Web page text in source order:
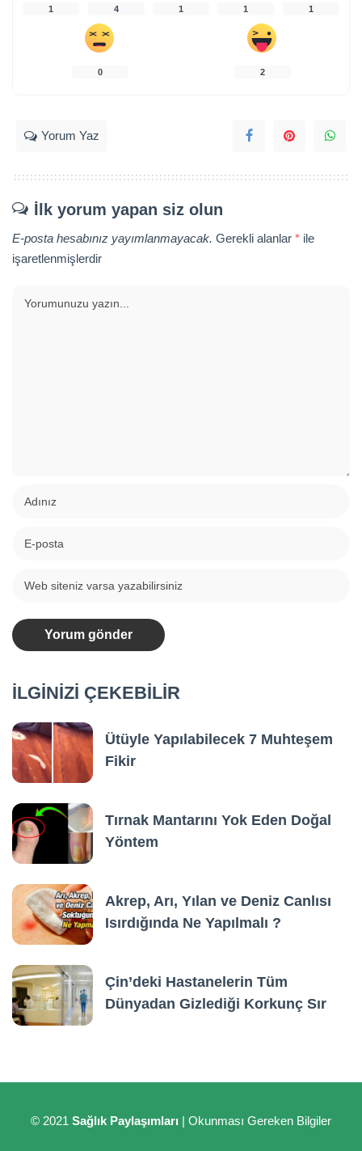
1 4 1 1 1
0 2
Yorum Yaz
İlk yorum yapan siz olun
E-posta hesabınız yayımlanmayacak. Gerekli alanlar * ile
işaretlenmişlerdir
İLGİNİZİ ÇEKEBİLİR
Ütüyle Yapılabilecek 7 Muhteşem
Fikir
Tırnak Mantarını Yok Eden Doğal
Yöntem
Akrep, Arı, Yılan ve Deniz Canlısı
Isırdığında Ne Yapılmalı ?
Çin’deki Hastanelerin Tüm
Dünyadan Gizlediği Korkunç Sır
© 2021 Sağlık Paylaşımları | Okunması Gereken Bilgiler